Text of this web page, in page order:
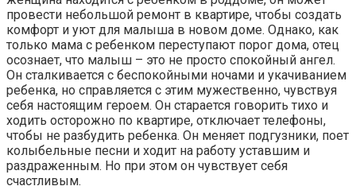
провести небольшой ремонт в квартире, чтобы создать
комфорт и уют для малыша в новом доме. Однако, как
только мама с ребенком переступают порог дома, отец
осознает, что малыш – это не просто спокойный ангел.
Он сталкивается с беспокойными ночами и укачиванием
ребенка, но справляется с этим мужественно, чувствуя
себя настоящим героем. Он старается говорить тихо и
ходить осторожно по квартире, отключает телефоны,
чтобы не разбудить ребенка. Он меняет подгузники, поет
колыбельные песни и ходит на работу уставшим и
раздраженным. Но при этом он чувствует себя
счастливым.